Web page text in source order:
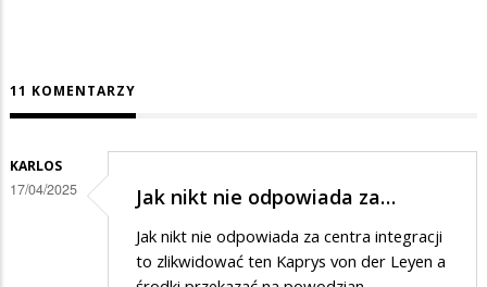
11 KOMENTARZY
KARLOS
17/04/2025 Jak nikt nie odpowiada za…
Jak nikt nie odpowiada za centra integracji
to zlikwidować ten Kaprys von der Leyen a